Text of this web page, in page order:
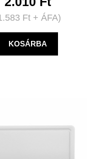
Ft + ÁFA)
KOSÁRBA